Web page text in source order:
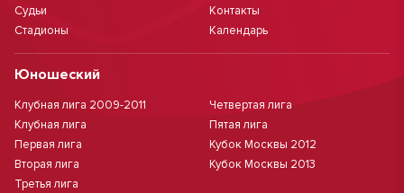
Судьи
Стадионы
Контакты
Календарь
Юношеский
Клубная лига 2009-2011
Клубная лига
Первая лига
Вторая лига
Третья лига
Четвертая лига
Пятая лига
Кубок Москвы 2012
Кубок Москвы 2013